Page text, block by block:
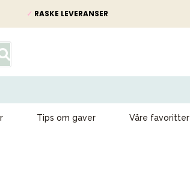
✓ RASKE LEVERANSER
Tips om gaver Våre favoritter